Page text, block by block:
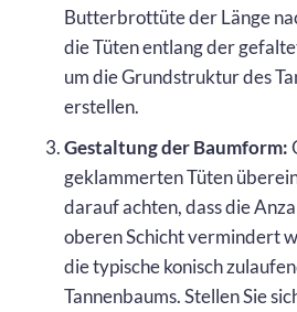
Butterbrottüte der Länge
die Tüten entlang der
um die Grundstruktur des
erstellen.
Gestaltung der Baumform:
geklammerten Tüten
darauf achten, dass die
oberen Schicht vermindert
die typische konisch
Tannenbaums. Stellen Sie